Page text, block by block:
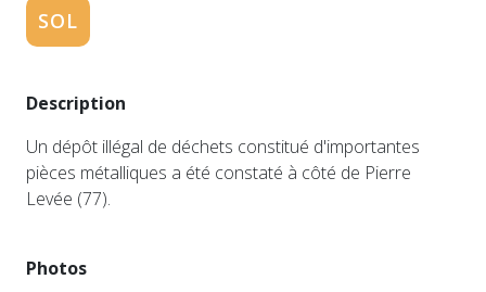
SOL
Description
Un dépôt illégal de déchets constitué d'importantes
pièces métalliques a été constaté à côté de Pierre
Levée (77).
Photos